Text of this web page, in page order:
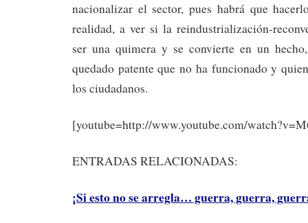
nacionalizar el sector, pues habrá que
realidad, a ver si la reindustrialización-
ser una quimera y se convierte en un
quedado patente que no ha funcionado y
los ciudadanos.
[youtube=http://www.youtube.com/
ENTRADAS RELACIONADAS:
¡Si esto no se arregla… guerra, guerra,